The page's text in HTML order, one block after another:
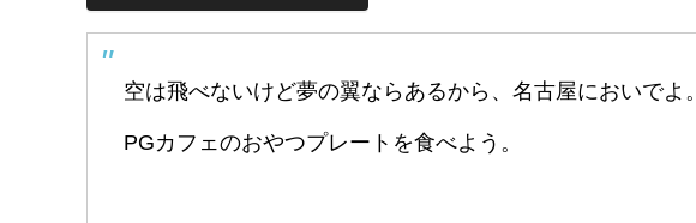
空は飛べないけど夢の翼ならあるから、名古屋においでよ。
PGカフェのおやつプレートを食べよう。